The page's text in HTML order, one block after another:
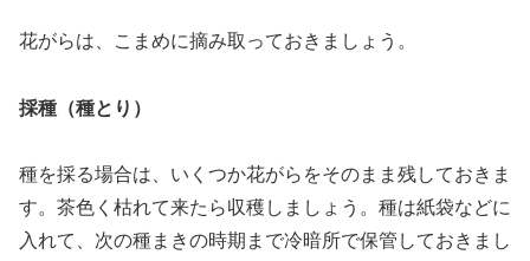
花がらは、こまめに摘み取っておきましょう。
採種（種とり）
種を採る場合は、いくつか花がらをそのまま残しておきま
す。茶色く枯れて来たら収穫しましょう。種は紙袋などに
入れて、次の種まきの時期まで冷暗所で保管しておきまし